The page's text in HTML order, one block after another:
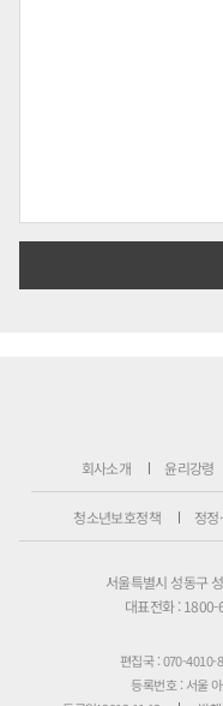
회사소개 윤리강령
청소년보호정책 정정
서울특별시 성동구
대표전화 :
편집국 : 070-4010-
등록번호 : 서울